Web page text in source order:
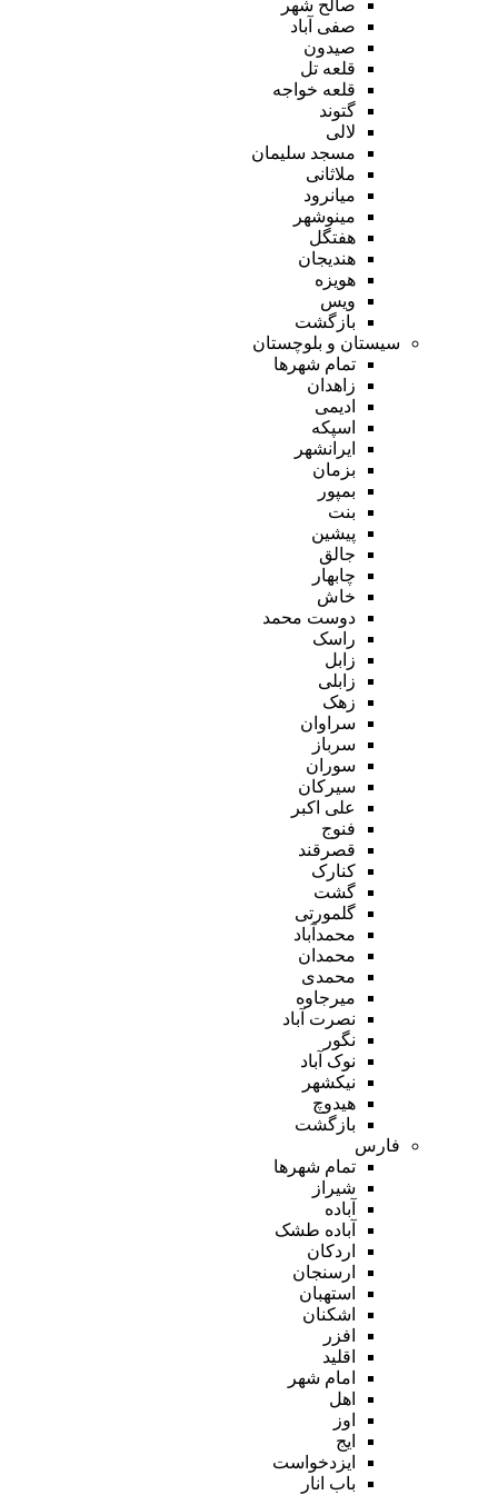
صالح شهر
صفی آباد
صیدون
قلعه تل
قلعه خواجه
گتوند
لالی
مسجد سلیمان
ملاثانی
میانرود
مینوشهر
هفتگل
هندیجان
هویزه
ویس
بازگشت
سیستان و بلوچستان
تمام شهر‌ها
زاهدان
ادیمی
اسپکه
ایرانشهر
بزمان
بمپور
بنت
پیشین
جالق
چابهار
خاش
دوست محمد
راسک
زابل
زابلی
زهک
سراوان
سرباز
سوران
سیرکان
علی اکبر
فنوج
قصرقند
کنارک
گشت
گلمورتی
محمدآباد
محمدان
محمدی
میرجاوه
نصرت آباد
نگور
نوک آباد
نیکشهر
هیدوچ
بازگشت
فارس
تمام شهر‌ها
شیراز
آباده
آباده طشک
اردکان
ارسنجان
استهبان
اشکنان
افزر
اقلید
امام شهر
اهل
اوز
ایج
ایزدخواست
باب انار